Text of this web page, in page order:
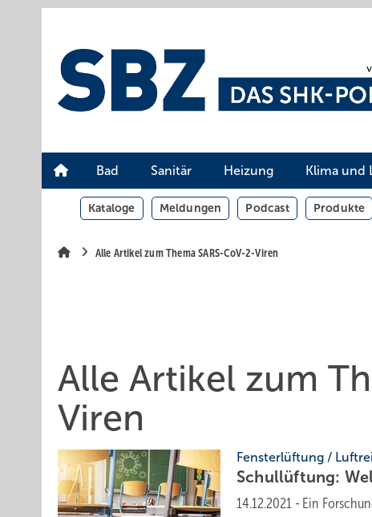
Bad Sanitär Heizung Klima und
Kataloge Meldungen Podcast Produkte
Alle Artikel zum Thema SARS-CoV-2-Viren
Alle Artikel zum
Viren
Fensterlüftung /
Schullüftung:
14.12.2021 - Ein